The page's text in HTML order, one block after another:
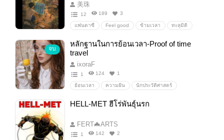
美珠
12 189 3
แฟนตาซี Feel good ข้ามเวลา ทะลุมิติ
จบ
หลักฐานในการย้อนเวลา-Proof of time
travel
ixoraF
1 124 1
ย้อนเวลา ความฝัน นักประวัติศาสตร์
HELL-MET ฮีโร่พันธุ์นรก
FERT🦇ARTS
1 142 2